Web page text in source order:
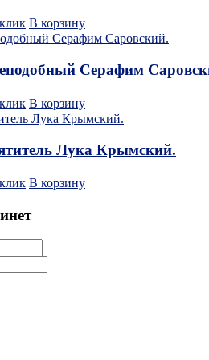
В корзину
Серафим
В корзину
Лука Крымский.
В корзину